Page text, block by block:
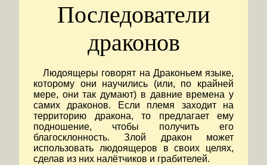
Последователи
драконов
Людоящеры говорят на Драконьем языке,
которому они научились (или, по крайней
мере, они так думают) в давние времена у
самих драконов. Если племя заходит на
территорию дракона, то предлагает ему
подношение, чтобы получить его
благосклонность. Злой дракон может
использовать людоящеров в своих целях,
сделав из них налётчиков и грабителей.